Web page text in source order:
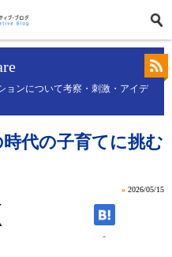
ョンについて考察・刺激・アイデ
代の子育てに挑む
» 2026/05/15
-